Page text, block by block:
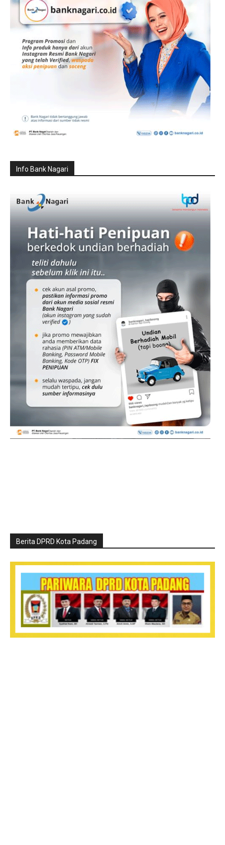
Info Bank Nagari
Berita DPRD Kota Padang